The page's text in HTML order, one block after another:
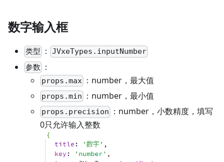
数字输入框
类型 ：
JVxeTypes.inputNumber
参数
：
props.max ：number，最大值
props.min ：number，最小值
props.precision
：number，小数精度，填写
0只允许输入整数